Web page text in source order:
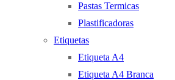
Pastas Termicas
Plastificadoras
Etiquetas
Etiqueta A4
Etiqueta A4 Branca